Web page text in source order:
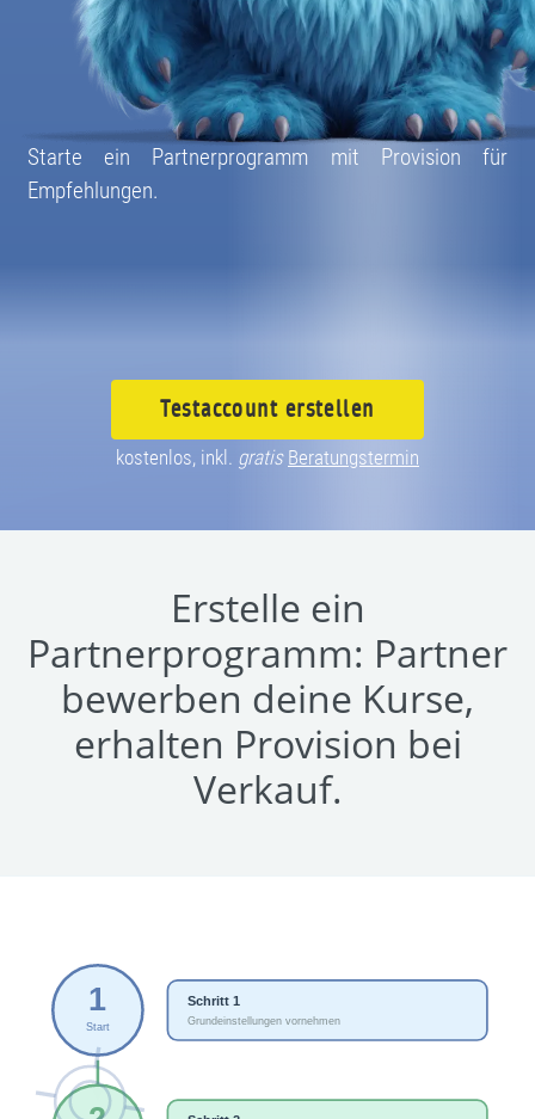
Starte ein Partnerprogramm mit Provision für
Empfehlungen.
Testaccount erstellen
kostenlos, inkl. gratis Beratungstermin
Erstelle ein
Partnerprogramm: Partner
bewerben deine Kurse,
erhalten Provision bei
Verkauf.
08004003055